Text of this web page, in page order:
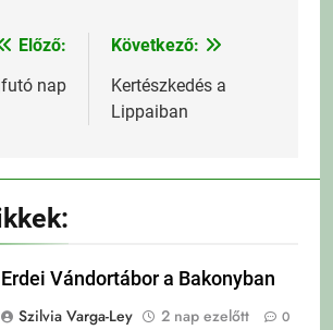
Előző:
nap
Következő:
Kertészkedés a
Lippaiban
Erdei Vándortábor a Bakonyban
Szilvia Varga-Ley
2 nap ezelőtt 0